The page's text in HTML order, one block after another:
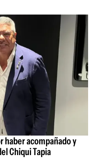
haber acompañado y
Chiqui Tapia